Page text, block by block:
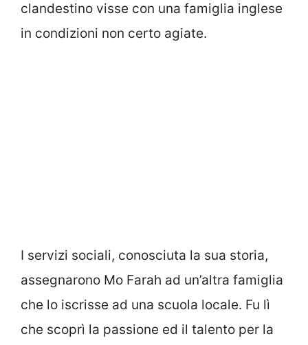
clandestino visse con una famiglia inglese
in condizioni non certo agiate.
I servizi sociali, conosciuta la sua storia,
assegnarono Mo Farah ad un’altra famiglia
che lo iscrisse ad una scuola locale. Fu lì
che scoprì la passione ed il talento per la